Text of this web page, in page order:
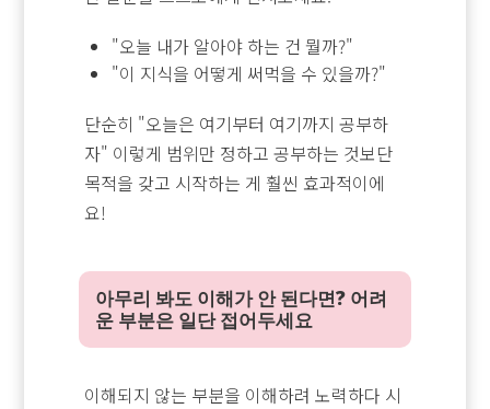
"오늘 내가 알아야 하는 건 뭘까?"
"이 지식을 어떻게 써먹을 수 있을까?"
단순히 "오늘은 여기부터 여기까지 공부하
자" 이렇게 범위만 정하고 공부하는 것보단
목적을 갖고 시작하는 게 훨씬 효과적이에
요!
아무리 봐도 이해가 안 된다면? 어려
운 부분은 일단 접어두세요
이해되지 않는 부분을 이해하려 노력하다 시